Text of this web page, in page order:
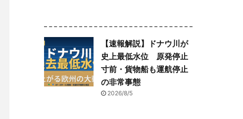
【速報解説】ドナウ川が
史上最低水位 原発停止
寸前・貨物船も運航停止
の非常事態
2026/8/5